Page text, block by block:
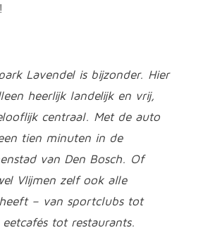
Lavendel is bijzonder. Hier
heerlijk landelijk en vrij,
centraal. Met de auto
tien minuten in de
van Den Bosch. Of
Vlijmen zelf ook alle
– van sportclubs tot
tot restaurants.